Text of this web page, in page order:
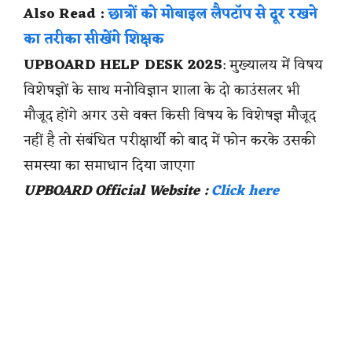
Also Read :छात्रों को मोबाइल लैपटॉप से दूर रखने
का तरीका सीखेंगे शिक्षक
UPBOARD HELP DESK 2025: मुख्यालय में विषय
विशेषज्ञों के साथ मनोविज्ञान शाला के दो काउंसलर भी
मौजूद होंगे अगर उसे वक्त किसी विषय के विशेषज्ञ मौजूद
नहीं है तो संबंधित परीक्षार्थी को बाद में फोन करके उसकी
समस्या का समाधान दिया जाएगा
UPBOARD Official Website :Click here